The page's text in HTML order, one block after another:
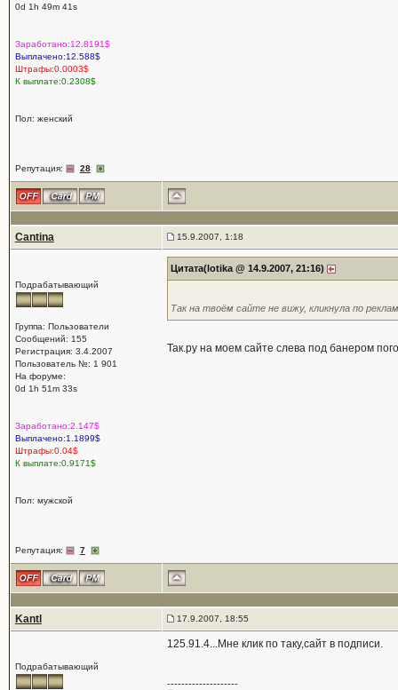
0d 1h 49m 41s
Заработано:12.8191$
Выплачено:12.588$
Штрафы:0.0003$
К выплате:0.2308$
Пол: женский
Репутация: 28
Cantina 15.9.2007, 1:18
Подрабатывающий
Группа: Пользователи
Сообщений: 155
Регистрация: 3.4.2007
Пользователь №: 1 901
На форуме:
0d 1h 51m 33s
Заработано:2.147$
Выплачено:1.1899$
Штрафы:0.04$
К выплате:0.9171$
Пол: мужской
Репутация: 7
Цитата(lotika @ 14.9.2007, 21:16)
Так на твоём сайте не вижу, кликнула по
Так.ру на моем сайте слева под банером
Kantl 17.9.2007, 18:55
Подрабатывающий
125.91.4...Мне клик по таку,сайт в подписи.
--------------------